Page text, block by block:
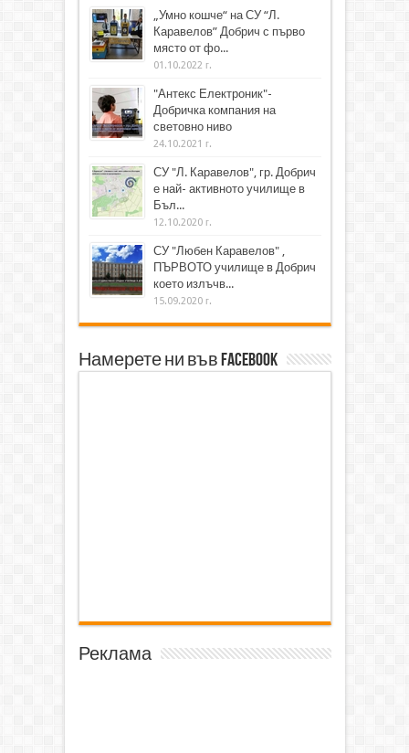
„Умно кошче“ на СУ “Л.
Каравелов” Добрич с първо
място от фо...
01.10.2022 г.
"Антекс Електроник"-
Добричка компания на
световно ниво
24.10.2021 г.
СУ "Л. Каравелов", гр. Добрич
е най- активното училище в
Бъл...
12.10.2020 г.
СУ "Любен Каравелов" ,
ПЪРВОТО училище в Добрич
което излъчв...
15.09.2020 г.
Намерете ни във Facebook
Реклама